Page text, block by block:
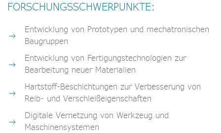
FORSCHUNGSSCHWERPUNKTE:
Entwicklung von Prototypen und mechatronischen
Baugruppen
Entwicklung von Fertigungstechnologien zur
Bearbeitung neuer Materialien
Hartstoff-Beschichtungen zur Verbesserung von
Reib- und Verschleißeigenschaften
Digitale Vernetzung von Werkzeug und
Maschinensystemen